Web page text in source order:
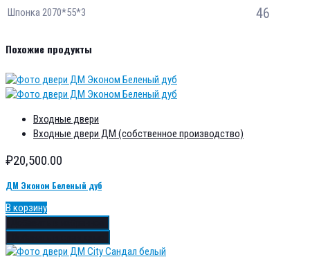
Шпонка 2070*55*3 46
Похожие продукты
Входные двери
Входные двери ДМ (собственное производство)
₽20,500.00
ДМ Эконом Беленый дуб
В корзину